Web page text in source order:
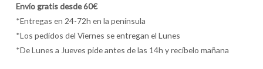
Envío gratis desde 60€
*Entregas en 24-72h en la península
*Los pedidos del Viernes se entregan el Lunes
*De Lunes a Jueves pide antes de las 14h y recíbelo mañana